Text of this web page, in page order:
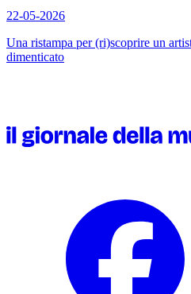
22-05-2026
Una ristampa per (ri)scoprire un
dimenticato